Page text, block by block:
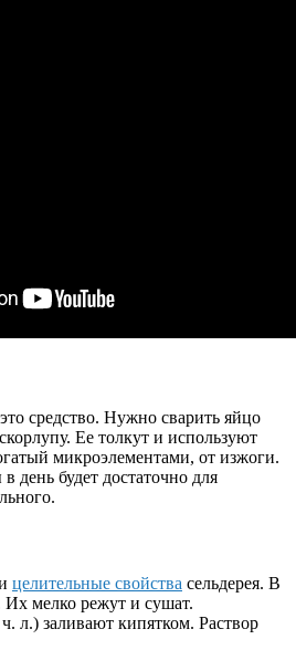
средство. Нужно сварить яйцо
Ее толкут и используют
микроэлементами, от изжоги.
день будет достаточно для
целительные свойства сельдерея. В
Их мелко режут и сушат.
л.) заливают кипятком. Раствор